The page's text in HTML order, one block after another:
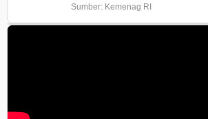
Sumber: Kemenag RI